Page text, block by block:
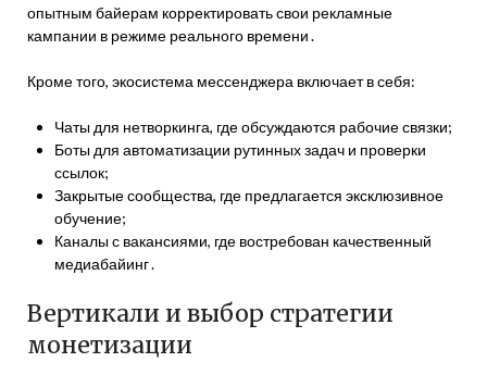
опытным байерам корректировать свои рекламные
кампании в режиме реального времени․
Кроме того, экосистема мессенджера включает в себя:
Чаты для нетворкинга, где обсуждаются рабочие связки;
Боты для автоматизации рутинных задач и проверки
ссылок;
Закрытые сообщества, где предлагается эксклюзивное
обучение;
Каналы с вакансиями, где востребован качественный
медиабайинг․
Вертикали и выбор стратегии
монетизации